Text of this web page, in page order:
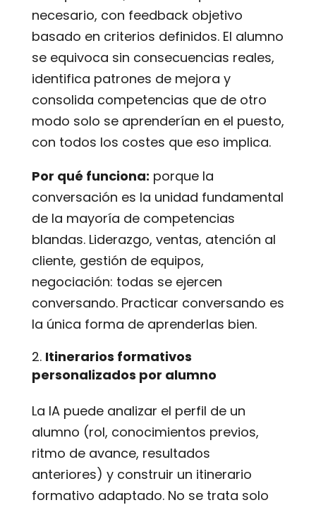
necesario, con feedback objetivo
basado en criterios definidos. El alumno
se equivoca sin consecuencias reales,
identifica patrones de mejora y
consolida competencias que de otro
modo solo se aprenderían en el puesto,
con todos los costes que eso implica.
Por qué funciona: porque la
conversación es la unidad fundamental
de la mayoría de competencias
blandas. Liderazgo, ventas, atención al
cliente, gestión de equipos,
negociación: todas se ejercen
conversando. Practicar conversando es
la única forma de aprenderlas bien.
Itinerarios formativos
personalizados por alumno
La IA puede analizar el perfil de un
alumno (rol, conocimientos previos,
ritmo de avance, resultados
anteriores) y construir un itinerario
formativo adaptado. No se trata solo